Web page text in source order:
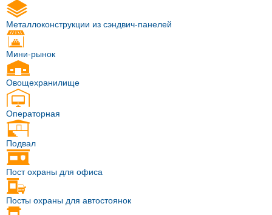
Металлоконструкции из сэндвич-панелей
Мини-рынок
Овощехранилище
Операторная
Подвал
Пост охраны для офиса
Посты охраны для автостоянок